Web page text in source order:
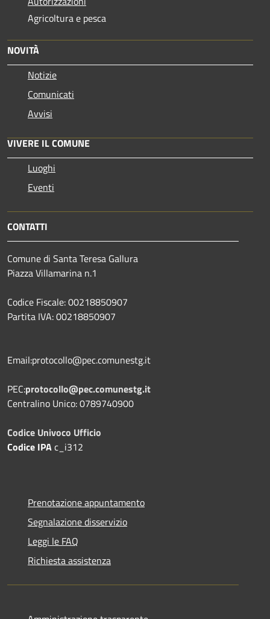
Agricoltura e pesca
NOVITÀ
Notizie
Comunicati
Avvisi
VIVERE IL COMUNE
Luoghi
Eventi
CONTATTI
Comune di Santa Teresa Gallura
Piazza Villamarina n.1
Codice Fiscale: 00218850907
Partita IVA: 00218850907
Email:protocollo@pec.comunestg.it
PEC:protocollo@pec.comunestg.it
Centralino Unico: 0789740900
Codice Univoco Ufficio
Codice IPAc_i312
Prenotazione appuntamento
Segnalazione disservizio
Leggi le FAQ
Richiesta assistenza